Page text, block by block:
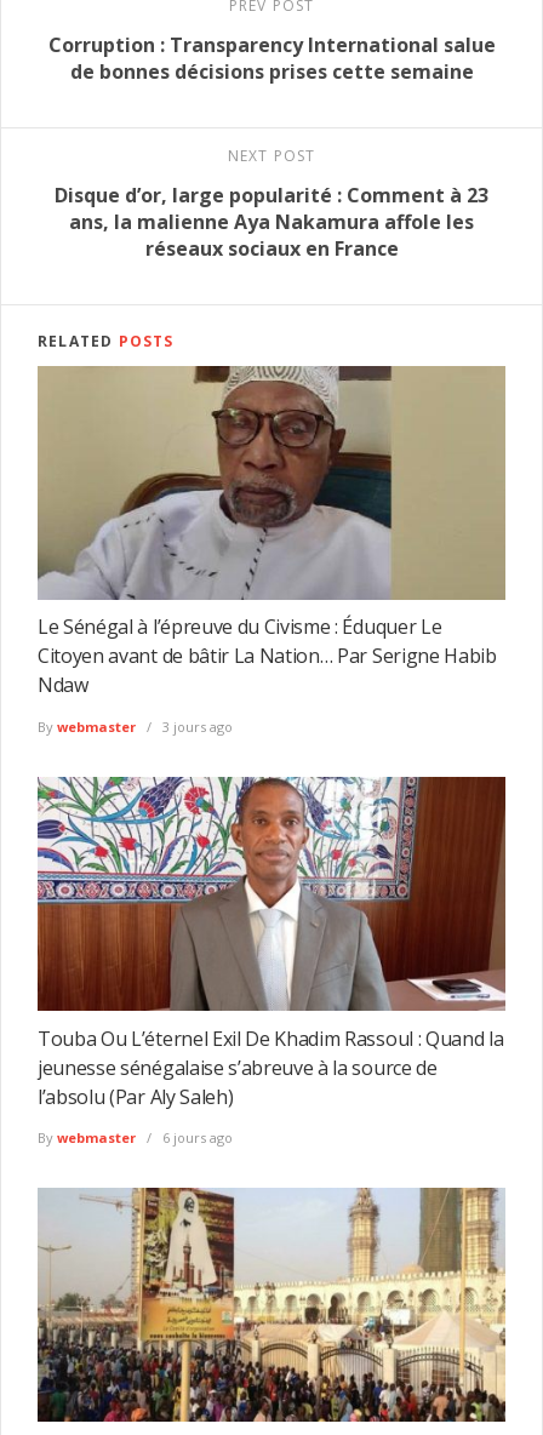
PREV POST
Corruption : Transparency International salue
de bonnes décisions prises cette semaine
NEXT POST
Disque d’or, large popularité : Comment à 23
ans, la malienne Aya Nakamura affole les
réseaux sociaux en France
RELATED POSTS
Le Sénégal à l’épreuve du Civisme : Éduquer Le
Citoyen avant de bâtir La Nation… Par Serigne Habib
Ndaw
By webmaster 3 jours ago
Touba Ou L’éternel Exil De Khadim Rassoul : Quand la
jeunesse sénégalaise s’abreuve à la source de
l’absolu (Par Aly Saleh)
By webmaster 6 jours ago